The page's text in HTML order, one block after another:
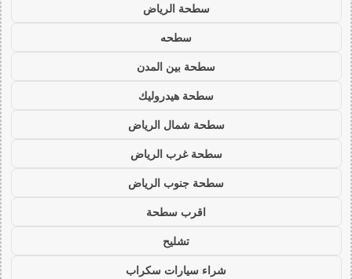
سطحة الرياض
سطحه
سطحة بين المدن
سطحة هيدروليك
سطحة شمال الرياض
سطحة غرب الرياض
سطحة جنوب الرياض
اقرب سطحة
تشليح
شراء سيارات سكراب